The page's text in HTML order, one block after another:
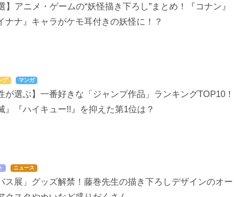
】アニメ・ゲームの“妖怪描き下ろし”まとめ！『コナン』
ナナ』キャラがケモ耳付きの妖怪に！？
グ マンガ
が選ぶ】一番好きな「ジャンプ作品」ランキングTOP10！
』『ハイキュー!!』を抑えた第1位は？
ニュース
ス展」グッズ解禁！藤巻先生の描き下ろしデザインのオー